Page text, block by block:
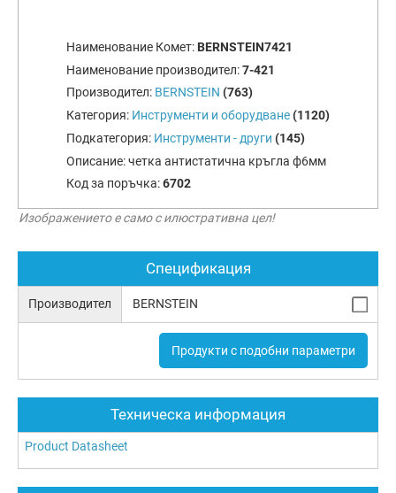
Наименование Комет: BERNSTEIN7421
Наименование производител:7-421
Производител: BERNSTEIN (763)
Категория: Инструменти и оборудване(1120)
Подкатегория: Инструменти - други (145)
Описание:четка антистатична кръгла ф6мм
Код за поръчка:6702
Изображението е само с илюстративна цел!
Спецификация
Производител BERNSTEIN
Продукти с подобни параметри
Техническа информация
Product Datasheet